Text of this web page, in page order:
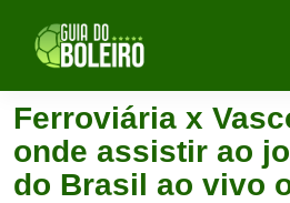
Ferroviária x
onde assistir ao
do Brasil ao vivo